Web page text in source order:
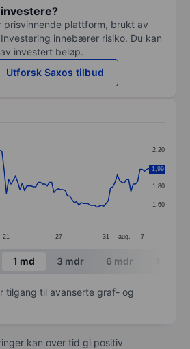
prisvinnende plattform, brukt av
innebærer risiko. Du kan
investert beløp.
Utforsk Saxos tilbud
data points.
axis displaying categories.
axis displaying values. Data
21 27 31 aug. 7
1,60
1,80
2,00
2,20
1,99
chart.
1 md 3 mdr 6 mdr
tilgang til avanserte graf- og
kan over tid gi positiv